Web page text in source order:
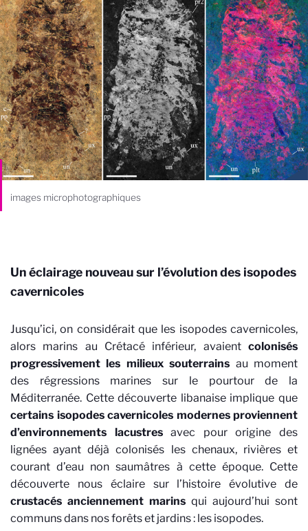
images microphotographiques
Un éclairage nouveau sur l’évolution des isopodes
cavernicoles
Jusqu’ici, on considérait que les isopodes cavernicoles,
alors marins au Crétacé inférieur, avaient colonisés
progressivement les milieux souterrains au moment
des régressions marines sur le pourtour de la
Méditerranée. Cette découverte libanaise implique que
certains isopodes cavernicoles modernes proviennent
d’environnements lacustresavec pour origine des
lignées ayant déjà colonisés les chenaux, rivières et
courant d’eau non saumâtres à cette époque. Cette
découverte nous éclaire sur l’histoire évolutive de
crustacés anciennement marins qui aujourd’hui sont
communs dans nos forêts et jardins : les isopodes.